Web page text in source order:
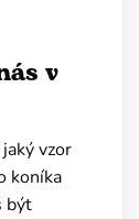
v
vzor
koníka
být